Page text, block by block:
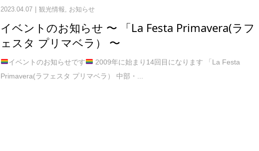
2023.04.07 観光情報 お知らせ
イベントのお知らせ 〜 「La Festa Primavera(ラフ
ェスタ プリマベラ） 〜
イベントのお知らせです
2009年に始まり14回目になります 「La Festa
Primavera(ラフェスタ プリマベラ） 中部・...